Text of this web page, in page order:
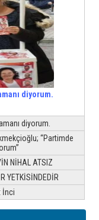
diyorum.
diyorum.
“Partimde
NİHAL ATSIZ
YETKİSİNDEDİR
İnci